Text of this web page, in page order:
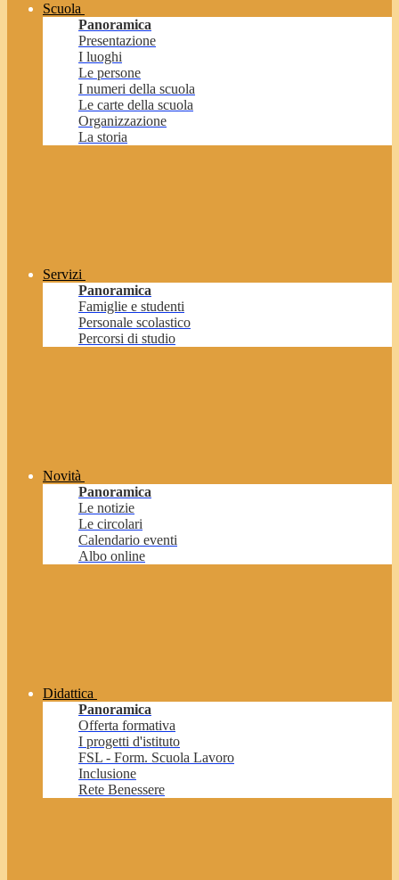
Scuola
Panoramica
Presentazione
I luoghi
Le persone
I numeri della scuola
Le carte della scuola
Organizzazione
La storia
Servizi
Panoramica
Famiglie e studenti
Personale scolastico
Percorsi di studio
Novità
Panoramica
Le notizie
Le circolari
Calendario eventi
Albo online
Didattica
Panoramica
Offerta formativa
I progetti d'istituto
FSL - Form. Scuola Lavoro
Inclusione
Rete Benessere